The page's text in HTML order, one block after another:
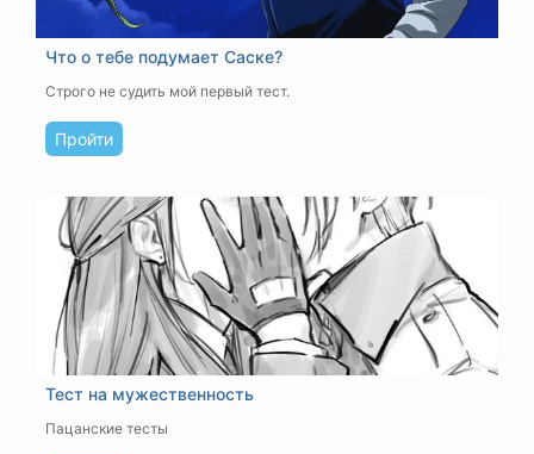
Что о тебе подумает Саске?
Строго не судить мой первый тест.
Пройти
Тест на мужественность
Пацанские тесты